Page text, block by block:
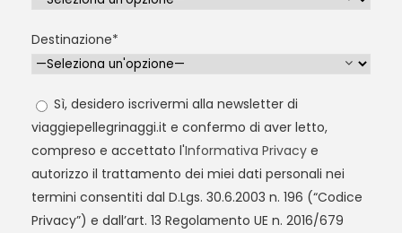
Destinazione*
Sì, desidero iscrivermi alla newsletter di
viaggiepellegrinaggi.it e confermo di aver letto,
compreso e accettato l'Informativa Privacy e
autorizzo il trattamento dei miei dati personali nei
termini consentiti dal D.Lgs. 30.6.2003 n. 196 (“Codice
Privacy”) e dall’art. 13 Regolamento UE n. 2016/679